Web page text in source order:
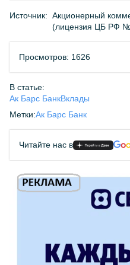
Источник: Акционерный
(лицензия ЦБ РФ
Просмотров: 1626
В статье:
Ак Барс БанкВклады
Метки:Ак Барс Банк
Читайте нас в